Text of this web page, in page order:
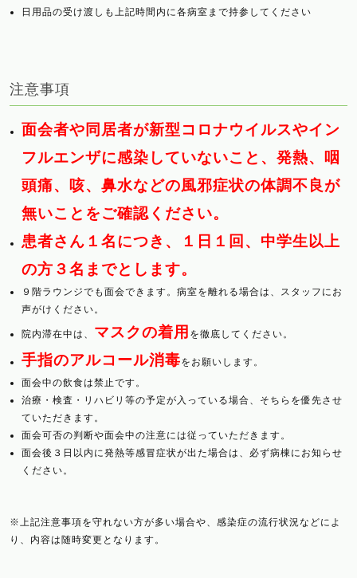
日用品の受け渡しも上記時間内に各病室まで持参してください
注意事項
面会者や同居者が新型コロナウイルスやイン
フルエンザに感染していないこと、発熱、咽
頭痛、咳、鼻水などの風邪症状の体調不良が
無いことをご確認ください。
患者さん１名につき、１日１回、中学生以上
の方３名までとします。
９階ラウンジでも面会できます。病室を離れる場合は、スタッフにお
声がけください。
院内滞在中は、 マスクの着用 を徹底してください。
手指のアルコール消毒をお願いします。
面会中の飲食は禁止です。
治療・検査・リハビリ等の予定が入っている場合、そちらを優先させ
ていただきます。
面会可否の判断や面会中の注意には従っていただきます。
面会後３日以内に発熱等感冒症状が出た場合は、必ず病棟にお知らせ
ください。
※上記注意事項を守れない方が多い場合や、感染症の流行状況などによ
り、内容は随時変更となります。